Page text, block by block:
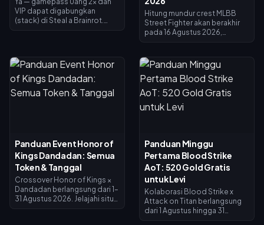
VIP dapat digabungkan
(stack) di Steal a Brainrot.
keduanya dikalikan untuk
menghasilkan tepat 3x
pendapatan dasar — bukan
4x. Uang 2x seharga 119 Robux,
VIP seharga 499 (total 618).
Hitung mundur crest MLBB
Street Fighter akan berakhir
pada 16 Agustus 2026,
dan toko penukaran Crest.
Crest yang tidak terpakai
diperkirakan akan
kedaluwarsa bersamaan
dengan event ini, jadi tukarkan
semuanya sekarang: skin
Anda di halaman event, ikuti
daftar prioritas di bawah ini,
dan gunakan undian harian 25
Diamond untuk dorongan
terakhir.
Panduan Event Honor of
Kings Dandadan: Semua
Token & Tanggal
Crossover Honor of Kings ×
Dandadan berlangsung dari 1–
31 Agustus 2026. Jelajahi situs
Panduan Minggu
Pertama Blood Strike
AoT: 520 Gold Gratis
untuk Levi
Kolaborasi Blood Strike x
Attack on Titan berlangsung
dari 1 Agustus hingga 31